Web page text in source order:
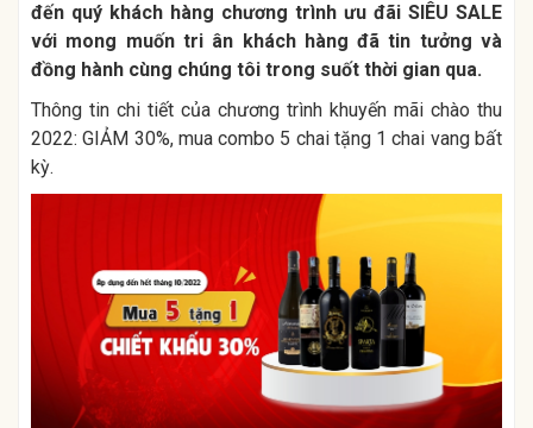
đến quý khách hàng chương trình ưu đãi SIÊU SALE
với mong muốn tri ân khách hàng đã tin tưởng và
đồng hành cùng chúng tôi trong suốt thời gian qua.
Thông tin chi tiết của chương trình khuyến mãi chào thu
2022:GIẢM 30%, mua combo 5 chai tặng 1 chai vang bất
kỳ.